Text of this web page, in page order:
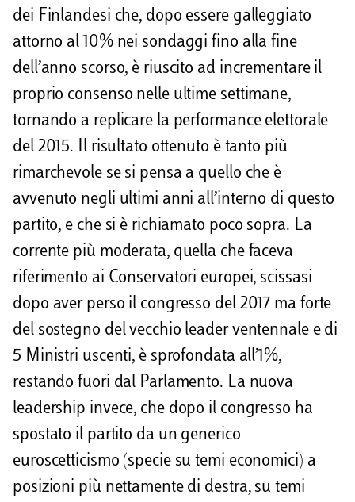
dei Finlandesi che, dopo essere galleggiato
attorno al 10% nei sondaggi fino alla fine
dell’anno scorso, è riuscito ad incrementare il
proprio consenso nelle ultime settimane,
tornando a replicare la performance elettorale
del 2015. Il risultato ottenuto è tanto più
rimarchevole se si pensa a quello che è
avvenuto negli ultimi anni all’interno di questo
partito, e che si è richiamato poco sopra. La
corrente più moderata, quella che faceva
riferimento ai Conservatori europei, scissasi
dopo aver perso il congresso del 2017 ma forte
del sostegno del vecchio leader ventennale e di
5 Ministri uscenti, è sprofondata all’1%,
restando fuori dal Parlamento. La nuova
leadership invece, che dopo il congresso ha
spostato il partito da un generico
euroscetticismo (specie su temi economici) a
posizioni più nettamente di destra, su temi